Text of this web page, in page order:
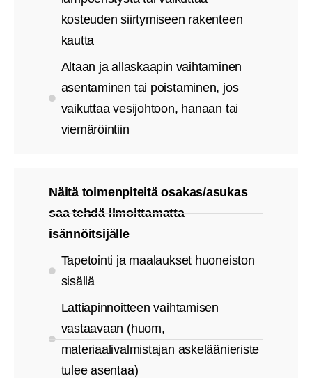
kosteuden siirtymiseen rakenteen
kautta
Altaan ja allaskaapin vaihtaminen
asentaminen tai poistaminen, jos
vaikuttaa vesijohtoon, hanaan tai
viemäröintiin
Näitä toimenpiteitä osakas/asukas
saa tehdä ilmoittamatta
isännöitsijälle
Tapetointi ja maalaukset huoneiston
sisällä
Lattiapinnoitteen vaihtamisen
vastaavaan (huom,
materiaalivalmistajan askeläänieriste
tulee asentaa)